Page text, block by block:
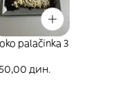
palačinka 3
дин.